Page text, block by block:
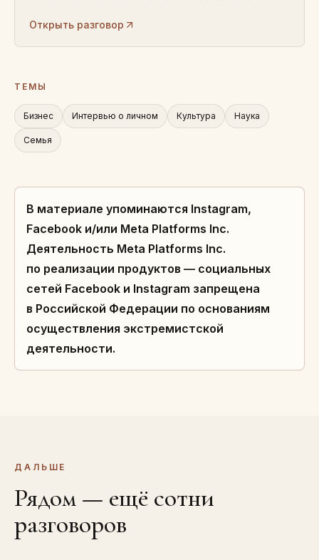
Открыть разговор
ТЕМЫ
Бизнес Интервью о личном Культура Наука
Семья
В материале упоминаются Instagram,
Facebook и/или Meta Platforms Inc.
Деятельность Meta Platforms Inc.
по реализации продуктов — социальных
сетей Facebook и Instagram запрещена
в Российской Федерации по основаниям
осуществления экстремистской
деятельности.
ДАЛЬШЕ
Рядом — ещё сотни
разговоров